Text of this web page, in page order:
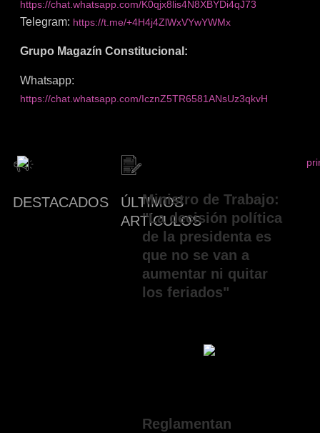
https://chat.whatsapp.com/K0qjx8lis4N8XBYDi4qJ73
Telegram: https://t.me/+4H4j4ZlWxVYwYWMx
Grupo Magazín Constitucional:
Whatsapp:
https://chat.whatsapp.com/IcznZ5TR6581ANsUz3qkvH
DESTACADOS
ÚLTIMOS
ARTÍCULOS
Ministro de Trabajo:
"La decisión política
de la presidenta es
que no se van a
aumentar ni quitar
los feriados"
Reglamentan